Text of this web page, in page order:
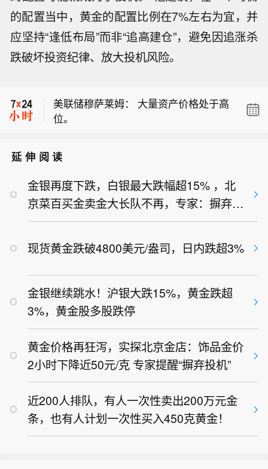
的配置当中，黄金的配置比例在7%左右为宜，并
应坚持“逢低布局”而非“追高建仓”，避免因追涨杀
跌破坏投资纪律、放大投机风险。
美联储穆萨莱姆：金融环境极度宽松，
美联储正对此予以关注。
天（7日）公布7月份中国仓储指数。指
数连续两个月运行在50%以上的扩张区
和极端天气扰动下仍保持扩张，行业运
行具有较强韧性。7月份中国仓储指数
为50.3%，较上月上升0.1个百分点，连
续两个月运行在扩张区间。（央视新
闻）
美联储穆萨莱姆： 大量资产价格处于高
位。
【7月份中国仓储指数保持扩张 行业运
天（7日）公布7月份中国仓储指数。指
数连续两个月运行在50%以上的扩张区
间。总体来看，仓储行业在季节性气候
行具有较强韧性。7月份中国仓储指数
续两个月运行在扩张区间。（央视新
闻）
延伸阅读
金银再度下跌，白银最大跌幅超15% ，北
京菜百买金卖金大长队不再，专家：摒弃投
机想法
现货黄金跌破4800美元/盎司，日内跌超3%
金银继续跳水！沪银大跌15%，黄金跌超
3%，黄金股多股跌停
黄金价格再狂泻，实探北京金店：饰品金价
2小时下降近50元/克 专家提醒“摒弃投机”
近200人排队，有人一次性卖出200万元金
条，也有人计划一次性买入450克黄金！